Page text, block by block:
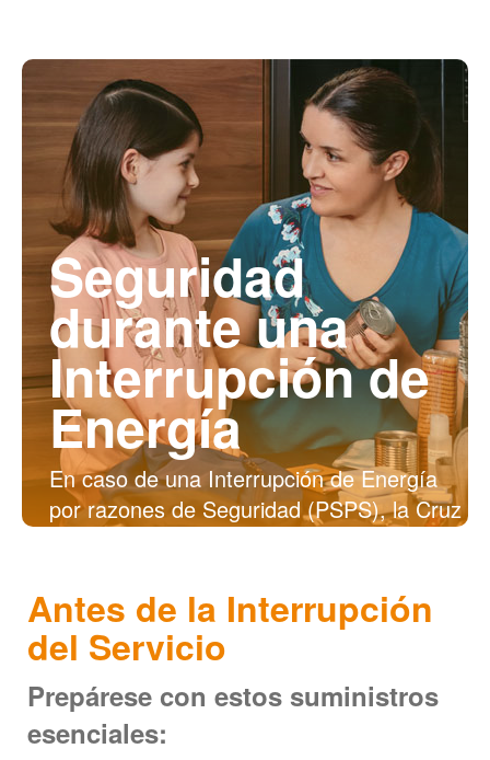
Seguridad
durante una
Interrupción de
Energía
En caso de una Interrupción de Energía
por razones de Seguridad (PSPS), la Cruz
proteger su propiedad, y reducir el nivel de
estrés.
Antes de la Interrupción
del Servicio
Prepárese con estos suministros
esenciales: